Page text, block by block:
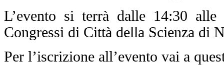
L’evento si terrà dalle 14:30
Congressi di Città della Scienza di
Per l’iscrizione all’evento vai a